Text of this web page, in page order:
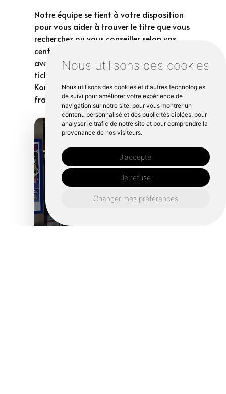
Nous utilisons des cookies
Nous utilisons des cookies et d'autres technologies
de suivi pour améliorer votre expérience de
navigation sur notre site, pour vous montrer un
contenu personnalisé et des publicités ciblées, pour
analyser le trafic de notre site et pour comprendre la
provenance de nos visiteurs.
J'accepte
Je refuse
Changer mes préférences
Notre équipe se tient à votre disposition
pour vous aider à trouver le titre que vous
recherchez ou vous conseiller selon vos
centres d'intérêt. Complétez votre visite
avec nos services de proximité : vente de
tickets de transport, recharge de cartes
Korrigo, carterie variée et boissons
fraîches à emporter.